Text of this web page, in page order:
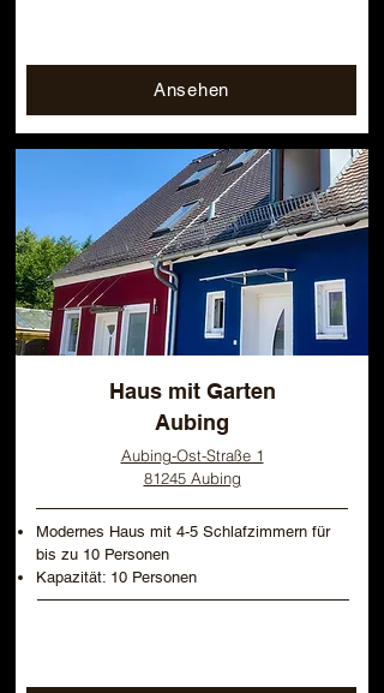
Ansehen
Haus mit Garten
Aubing
Aubing-Ost-Straße 1
81245 Aubing
Modernes Haus mit 4-5 Schlafzimmern für
bis zu 10 Personen
Kapazität: 10 Personen